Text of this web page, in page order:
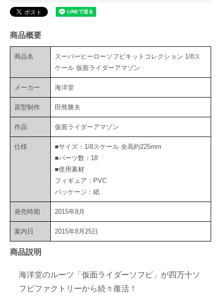
商品概要
商品名
スーパーヒーローソフビキットコレクション 1/8ス
ケール 仮面ライダーアマゾン
メーカー 海洋堂
原型制作 田熊勝夫
作品 仮面ライダーアマゾン
仕様
■サイズ：1/8スケール 全高約225mm
■パーツ数：18
■使用素材
フィギュア：PVC
パッケージ：紙
発売時期 2015年8月
案内日 2015年8月25日
商品説明
海洋堂のルーツ「仮面ライダーソフビ」が四万十ソ
フビファクトリーから続々復活！